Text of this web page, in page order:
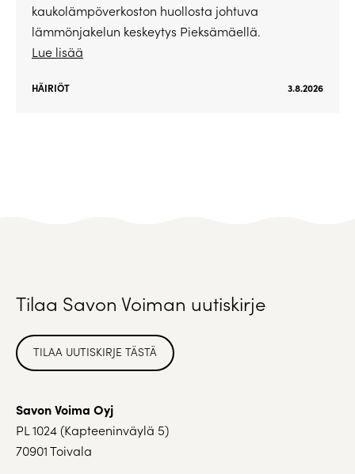
kaukolämpöverkoston huollosta johtuva
lämmönjakelun keskeytys Pieksämäellä.
Lue lisää
HÄIRIÖT 3.8.2026
Tilaa Savon Voiman uutiskirje
TILAA UUTISKIRJE TÄSTÄ
Savon Voima Oyj
PL 1024 (Kapteeninväylä 5)
70901 Toivala